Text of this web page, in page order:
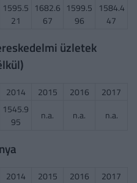
1595.5
21
1682.6
67
1599.5
96
1584.4
47
üzletek
2014 2015 2016
2017
1545.9
95
n.a. n.a. n.a.
2014 2015 2016
2017